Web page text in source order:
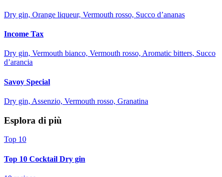
Dry gin, Orange liqueur, Vermouth rosso, Succo d’ananas
Income Tax
Dry gin, Vermouth bianco, Vermouth rosso, Aromatic bitters, Succo
d’arancia
Savoy Special
Dry gin, Assenzio, Vermouth rosso, Granatina
Esplora di più
Top 10
Top 10 Cocktail Dry gin